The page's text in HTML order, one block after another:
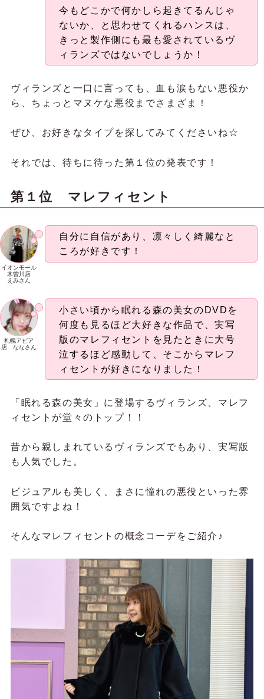
今もどこかで何かしら起きてるんじゃ
ないか、と思わせてくれるハンスは、
きっと製作側にも最も愛されているヴ
ィランズではないでしょうか！
ヴィランズと一口に言っても、血も涙もない悪役か
ら、ちょっとマヌケな悪役までさまざま！
ぜひ、お好きなタイプを探してみてくださいね☆
それでは、待ちに待った第１位の発表です！
第１位 マレフィセント
イオンモール
木曽川店
えみさん
自分に自信があり、凛々しく綺麗なと
ころが好きです！
札幌アピア
店 ななさん
小さい頃から眠れる森の美女のDVDを
何度も見るほど大好きな作品で、実写
版のマレフィセントを見たときに大号
泣するほど感動して、そこからマレフ
ィセントが好きになりました！
「眠れる森の美女」に登場するヴィランズ、マレフ
ィセントが堂々のトップ！！
昔から親しまれているヴィランズでもあり、実写版
も人気でした。
ビジュアルも美しく、まさに憧れの悪役といった雰
囲気ですよね！
そんなマレフィセントの概念コーデをご紹介♪